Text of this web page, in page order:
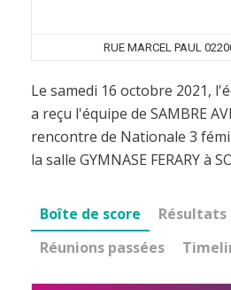
RUE MARCEL PAUL
Le samedi 16 octobre 2021,
a reçu l'équipe de SAMBRE
rencontre de Nationale 3
la salle GYMNASE FERARY à
Boîte de score Résultats
Réunions passées